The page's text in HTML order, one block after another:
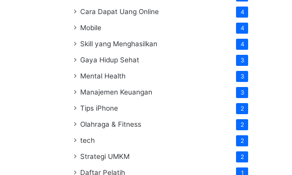
Cara Dapat Uang Online 4
Mobile 4
Skill yang Menghasilkan 4
Gaya Hidup Sehat 3
Mental Health 3
Manajemen Keuangan 3
Tips iPhone 2
Olahraga & Fitness 2
tech 2
Strategi UMKM 2
Daftar Pelatih 1